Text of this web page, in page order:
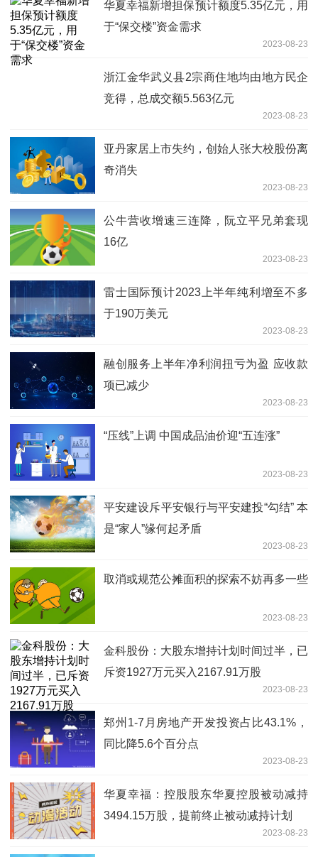
华夏幸福新增担保预计额度5.35亿元，用
于“保交楼”资金需求
2023-08-23
浙江金华武义县2宗商住地均由地方民企
竞得，总成交额5.563亿元
2023-08-23
亚丹家居上市失约，创始人张大校股份离
奇消失
2023-08-23
公牛营收增速三连降，阮立平兄弟套现
16亿
2023-08-23
雷士国际预计2023上半年纯利增至不多
于190万美元
2023-08-23
融创服务上半年净利润扭亏为盈 应收款
项已减少
2023-08-23
“压线”上调 中国成品油价迎“五连涨”
2023-08-23
平安建设斥平安银行与平安建投“勾结” 本
是“家人”缘何起矛盾
2023-08-23
取消或规范公摊面积的探索不妨再多一些
2023-08-23
金科股份：大股东增持计划时间过半，已
斥资1927万元买入2167.91万股
2023-08-23
郑州1-7月房地产开发投资占比43.1%，
同比降5.6个百分点
2023-08-23
华夏幸福：控股股东华夏控股被动减持
3494.15万股，提前终止被动减持计划
2023-08-23